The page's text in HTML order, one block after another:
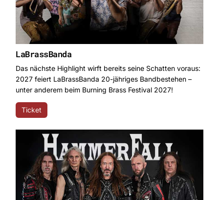
LaBrassBanda
Das nächste Highlight wirft bereits seine Schatten voraus:
2027 feiert LaBrassBanda 20-jähriges Bandbestehen –
unter anderem beim Burning Brass Festival 2027!
Ticket